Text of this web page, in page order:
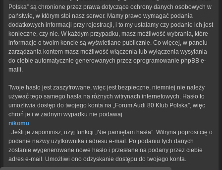
Polska” są chronione przez prawa dotyczące ochrony danych osobowych w
państwie, w którym stoi nasz serwer. Mamy prawo wymagać podania
dodatkowych informacji przy rejestracji, i to my ustalamy czy podanie ich jest
konieczne, czy nie. W każdym przypadku, masz możliwość wybrania, które
informacje o twoim koncie są wyświetlane publicznie. Co więcej, w panelu
zarządzania kontem masz możliwość włączenia lub wyłączenia wysyłania
do ciebie automatycznie generowanych przez oprogramowanie phpBB e-
maili.
Twoje hasło jest zaszyfrowane, więc jest bezpieczne, niemniej nie należy
używać tego samego hasła na różnych witrynach internetowych. Hasło to
umożliwia dostęp do twojego konta na „Forum Audi 80 Klub Polska”, więc
chroń je i w żadnym wypadku nie podawaj
nikomu
. Jeśli je zapomnisz, użyj funkcji „Nie pamiętam hasła”. Witryna poprosi cię o
podanie nazwy użytkownika i adresu e-mail. Po podaniu tych danych
zostanie wygenerowane nowe hasło i przesłane na podany przez ciebie
adres e-mail. Umożliwi ono odzyskanie dostępu do twojego konta.